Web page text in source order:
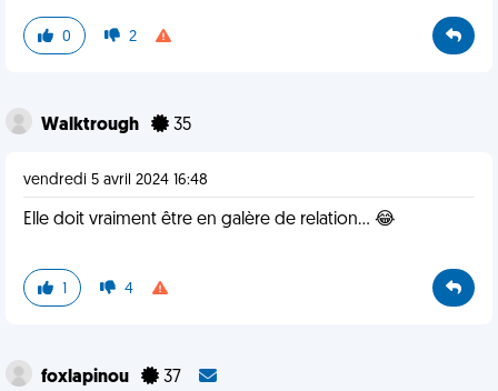
0 2
Walktrough 35
vendredi 5 avril 2024 16:48
Elle doit vraiment être en galère de relation… 😂
1 4
foxlapinou 37